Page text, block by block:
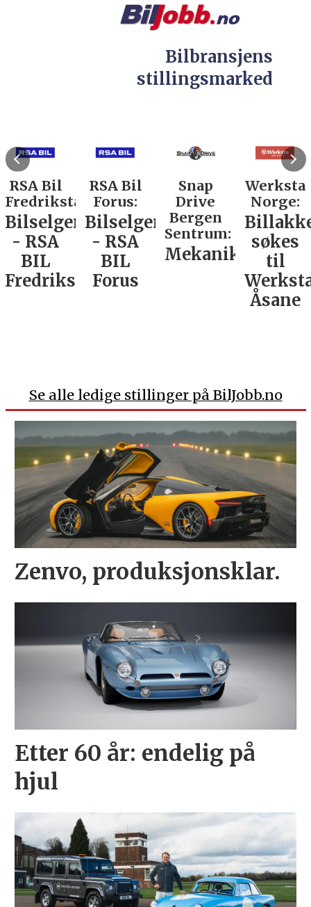
Bilbransjens
stillingsmarked
RSA Bil
Fredrikstad:
Bilselger
- RSA
BIL
Fredrikstad
RSA Bil
Forus:
Bilselger
- RSA
BIL
Forus
Snap
Drive
Bergen
Sentrum:
Mekaniker
Werksta
Norge:
søkes
til
Åsane
Se alle ledige stillinger på BilJobb.no
Zenvo, produksjonsklar.
Etter 60 år: endelig på
hjul